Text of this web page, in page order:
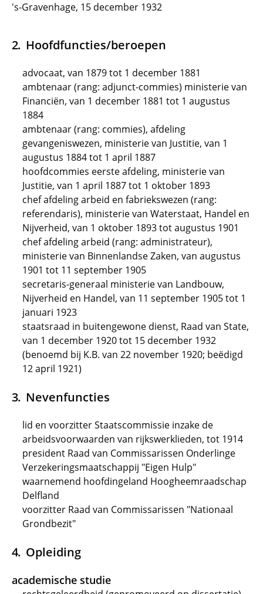
's-Gravenhage, 15 december 1932
Hoofdfuncties/beroepen
advocaat, van 1879 tot 1 december 1881
ambtenaar (rang: adjunct-commies) ministerie van
Financiën, van 1 december 1881 tot 1 augustus
1884
ambtenaar (rang: commies), afdeling
gevangeniswezen, ministerie van Justitie, van 1
augustus 1884 tot 1 april 1887
hoofdcommies eerste afdeling, ministerie van
Justitie, van 1 april 1887 tot 1 oktober 1893
chef afdeling arbeid en fabriekswezen (rang:
referendaris), ministerie van Waterstaat, Handel en
Nijverheid, van 1 oktober 1893 tot augustus 1901
chef afdeling arbeid (rang: administrateur),
ministerie van Binnenlandse Zaken, van augustus
1901 tot 11 september 1905
secretaris-generaal ministerie van Landbouw,
Nijverheid en Handel, van 11 september 1905 tot 1
januari 1923
staatsraad in buitengewone dienst, Raad van State,
van 1 december 1920 tot 15 december 1932
(benoemd bij K.B. van 22 november 1920; beëdigd
12 april 1921)
Nevenfuncties
lid en voorzitter Staatscommissie inzake de
arbeidsvoorwaarden van rijkswerklieden, tot 1914
president Raad van Commissarissen Onderlinge
Verzekeringsmaatschappij "Eigen Hulp"
waarnemend hoofdingeland Hoogheemraadschap
Delfland
voorzitter Raad van Commissarissen "Nationaal
Grondbezit"
Opleiding
academische studie